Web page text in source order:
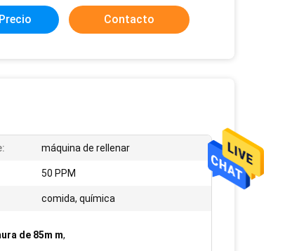
Contacto
máquina de rellenar
50 PPM
comida, química
de 85m m,